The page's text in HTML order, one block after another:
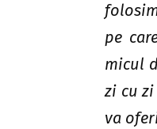
pe
micul
zi cu
va